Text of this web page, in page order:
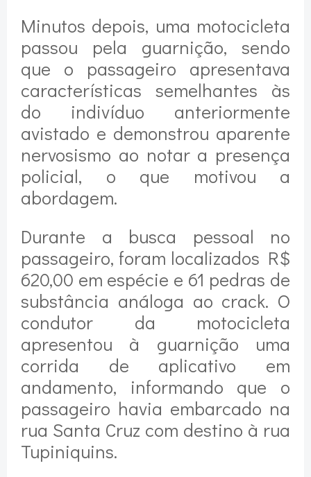
Minutos depois, uma motocicleta
passou pela guarnição, sendo
que o passageiro apresentava
características semelhantes às
do indivíduo anteriormente
avistado e demonstrou aparente
nervosismo ao notar a presença
policial, o que motivou a
abordagem.
Durante a busca pessoal no
passageiro, foram localizados R$
620,00 em espécie e 61 pedras de
substância análoga ao crack. O
condutor da motocicleta
apresentou à guarnição uma
corrida de aplicativo em
andamento, informando que o
passageiro havia embarcado na
rua Santa Cruz com destino à rua
Tupiniquins.